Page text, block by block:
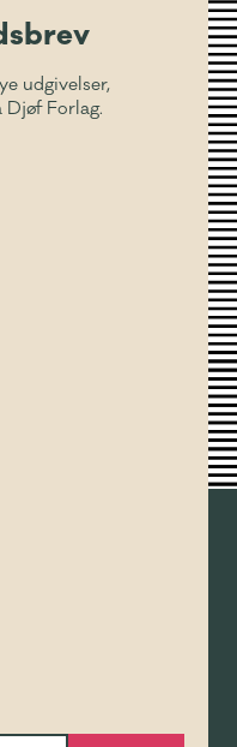
udgivelser,
Forlag.